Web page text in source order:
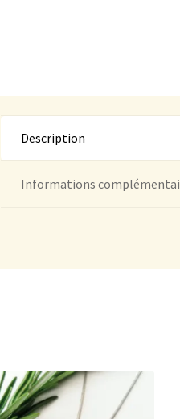
Description
Informations